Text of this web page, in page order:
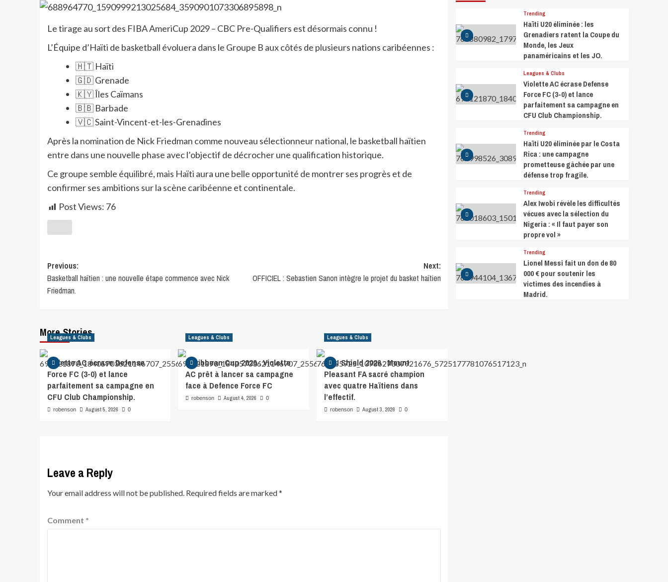
Le tirage au sort des FIBA AmeriCup 2029 – CBC Pre-Qualifiers est désormais connu !
L’Équipe d’Haïti de basketball évoluera dans le Groupe B aux côtés de plusieurs nations caribéennes :
🇭🇹 Haïti
🇬🇩 Grenade
🇰🇾 Îles Caïmans
🇧🇧 Barbade
🇻🇨 Saint-Vincent-et-les-Grenadines
Après la nomination de Nick Friedman comme nouveau sélectionneur national, le basketball haïtien
entre dans une nouvelle phase avec l’objectif de décrocher une qualification historique.
Ce groupe semble équilibré, mais Haïti aura une belle opportunité de montrer ses progrès et de
confirmer ses ambitions sur la scène caribéenne et continentale.
Post Views: 76
Previous:
Basketball haïtien : une nouvelle étape commence avec Nick
Friedman.
Next:
OFFICIEL : Sebastien Sanon intègre le projet du basket haïtien
More Stories
Leagues & Clubs
Violette AC écrase Defense
Force FC (3-0) et lance
parfaitement sa campagne en
CFU Club Championship.
robenson August 5, 2026 0
Leagues & Clubs
Caribbean Cup 2026 : Violette
AC prêt à lancer sa campagne
face à Defence Force FC
robenson August 4, 2026 0
Leagues & Clubs
CFU Shield 2026 : Mount
Pleasant FA sacré champion
avec quatre Haïtiens dans
l’effectif.
robenson August 3, 2026 0
Leave a Reply
Your email address will not be published. Required fields are marked*
Comment *
Trending
Haïti U20 éliminée : les
Grenadiers ratent la Coupe du
Monde, les Jeux
panaméricains et les JO.
Leagues & Clubs
Violette AC écrase Defense
Force FC (3-0) et lance
parfaitement sa campagne en
CFU Club Championship.
Trending
Haïti U20 éliminée par le Costa
Rica : une campagne
prometteuse gâchée par une
défense trop fragile.
Trending
Alex Iwobi révèle les difficultés
vécues avec la sélection du
Nigeria : « Il faut payer son
propre vol »
Trending
Lionel Messi fait un don de 80
000 € pour soutenir les
victimes des incendies à
Madrid.